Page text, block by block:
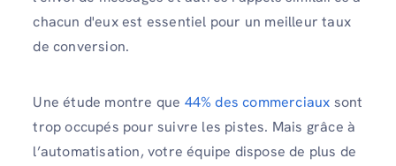
chacun d'eux est essentiel pour un meilleur taux
de conversion.
Une étude montre que 44% des commerciaux sont
trop occupés pour suivre les pistes. Mais grâce à
l’automatisation, votre équipe dispose de plus de